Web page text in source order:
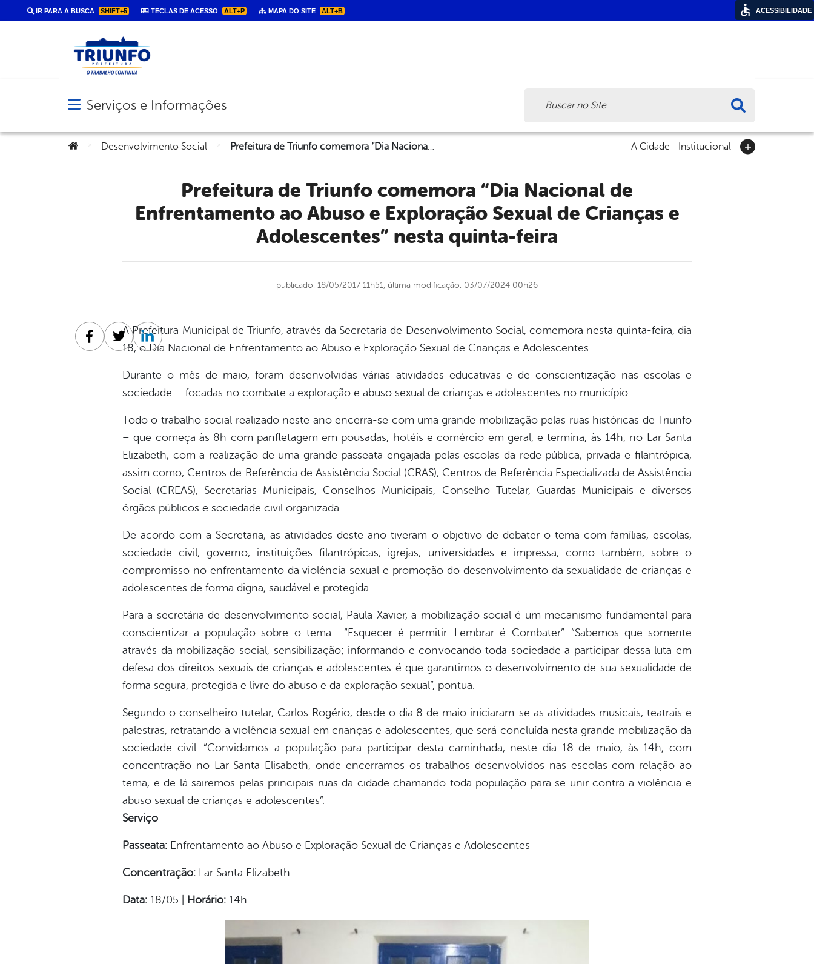
IR PARA A BUSCA SHIFT+5 TECLAS DE ACESSO ALT+P MAPA DO SITE ALT+B
Abrir menu principal de navegação
Serviços e Informações
Você está aqui:Desenvolvimento Social Prefeitura de Triunfo comemora “Dia Nacional de Enfrentamento ao Abuso e Exploração Sexual de Crianças e Adolescentes” nesta quinta-feira A Cidade Institucional
Prefeitura de Triunfo comemora “Dia Nacional de
Enfrentamento ao Abuso e Exploração Sexual de Crianças e
Adolescentes” nesta quinta-feira
publicado: 18/05/2017 11h51, última modificação: 03/07/2024 00h26
A Prefeitura Municipal de Triunfo, através da Secretaria de Desenvolvimento Social, comemora nesta quinta-feira, dia
18, o Dia Nacional de Enfrentamento ao Abuso e Exploração Sexual de Crianças e Adolescentes.
Durante o mês de maio, foram desenvolvidas várias atividades educativas e de conscientização nas escolas e
sociedade – focadas no combate a exploração e abuso sexual de crianças e adolescentes no município.
Todo o trabalho social realizado neste ano encerra-se com uma grande mobilização pelas ruas históricas de Triunfo
– que começa às 8h com panfletagem em pousadas, hotéis e comércio em geral, e termina, às 14h, no Lar Santa
Elizabeth, com a realização de uma grande passeata engajada pelas escolas da rede pública, privada e filantrópica,
assim como, Centros de Referência de Assistência Social (CRAS), Centros de Referência Especializada de Assistência
Social (CREAS), Secretarias Municipais, Conselhos Municipais, Conselho Tutelar, Guardas Municipais e diversos
órgãos públicos e sociedade civil organizada.
De acordo com a Secretaria, as atividades deste ano tiveram o objetivo de debater o tema com famílias, escolas,
sociedade civil, governo, instituições filantrópicas, igrejas, universidades e impressa, como também, sobre o
compromisso no enfrentamento da violência sexual e promoção do desenvolvimento da sexualidade de crianças e
adolescentes de forma digna, saudável e protegida.
Para a secretária de desenvolvimento social, Paula Xavier, a mobilização social é um mecanismo fundamental para
conscientizar a população sobre o tema– “Esquecer é permitir. Lembrar é Combater”. “Sabemos que somente
através da mobilização social, sensibilização; informando e convocando toda sociedade a participar dessa luta em
defesa dos direitos sexuais de crianças e adolescentes é que garantimos o desenvolvimento de sua sexualidade de
forma segura, protegida e livre do abuso e da exploração sexual”, pontua.
Segundo o conselheiro tutelar, Carlos Rogério, desde o dia 8 de maio iniciaram-se as atividades musicais, teatrais e
palestras, retratando a violência sexual em crianças e adolescentes, que será concluída nesta grande mobilização da
sociedade civil. “Convidamos a população para participar desta caminhada, neste dia 18 de maio, às 14h, com
concentração no Lar Santa Elisabeth, onde encerramos os trabalhos desenvolvidos nas escolas com relação ao
tema, e de lá sairemos pelas principais ruas da cidade chamando toda população para se unir contra a violência e
abuso sexual de crianças e adolescentes”.
Serviço
Passeata: Enfrentamento ao Abuso e Exploração Sexual de Crianças e Adolescentes
Concentração: Lar Santa Elizabeth
Data: 18/05 | Horário: 14h
Facebook
TwitterLinkedin
ACESSIBILIDADE